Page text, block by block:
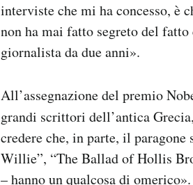
interviste che mi ha concesso, è
non ha mai fatto segreto del
giornalista da due anni».
All’assegnazione del premio
grandi scrittori dell’antica
credere che, in parte, il
Willie”, “The Ballad of Hollis
– hanno un qualcosa di